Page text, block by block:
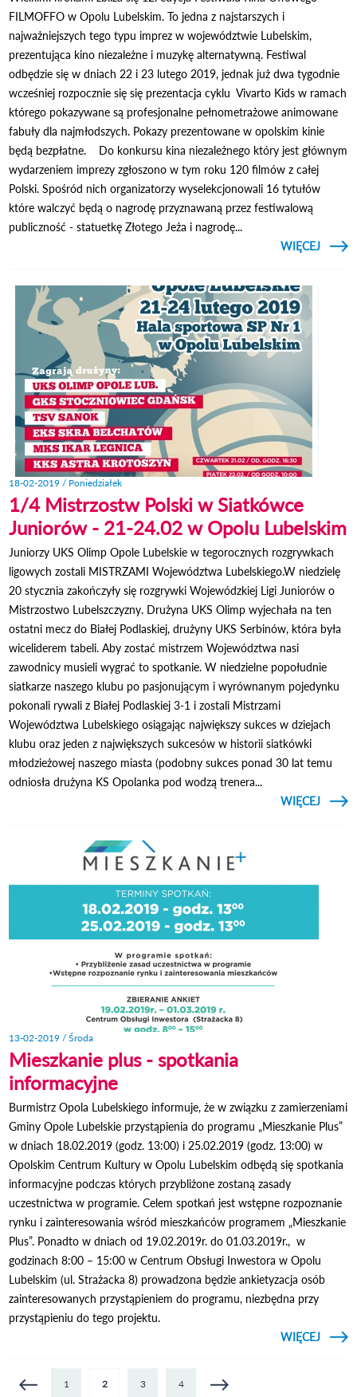
FILMOFFO w Opolu Lubelskim. To jedna z najstarszych i
najważniejszych tego typu imprez w województwie Lubelskim,
prezentująca kino niezależne i muzykę alternatywną. Festiwal
odbędzie się w dniach 22 i 23 lutego 2019, jednak już dwa tygodnie
wcześniej rozpocznie się się prezentacja cyklu Vivarto Kids w ramach
którego pokazywane są profesjonalne pełnometrażowe animowane
fabuły dla najmłodszych. Pokazy prezentowane w opolskim kinie
będą bezpłatne. Do konkursu kina niezależnego który jest głównym
wydarzeniem imprezy zgłoszono w tym roku 120 filmów z całej
Polski. Spośród nich organizatorzy wyselekcjonowali 16 tytułów
które walczyć będą o nagrodę przyznawaną przez festiwalową
publiczność - statuetkę Złotego Jeża i nagrodę...
CZYTAJ
WIĘCEJ
18-02-2019 / Poniedziałek
1/4 Mistrzostw Polski w Siatkówce
Juniorów - 21-24.02 w Opolu Lubelskim
Juniorzy UKS Olimp Opole Lubelskie w tegorocznych rozgrywkach
ligowych zostali MISTRZAMI Województwa Lubelskiego.W niedzielę
20 stycznia zakończyły się rozgrywki Wojewódzkiej Ligi Juniorów o
Mistrzostwo Lubelszczyzny. Drużyna UKS Olimp wyjechała na ten
ostatni mecz do Białej Podlaskiej, drużyny UKS Serbinów, która była
wiceliderem tabeli. Aby zostać mistrzem Województwa nasi
zawodnicy musieli wygrać to spotkanie. W niedzielne popołudnie
siatkarze naszego klubu po pasjonującym i wyrównanym pojedynku
pokonali rywali z Białej Podlaskiej 3-1 i zostali Mistrzami
Województwa Lubelskiego osiągając największy sukces w dziejach
klubu oraz jeden z największych sukcesów w historii siatkówki
młodzieżowej naszego miasta (podobny sukces ponad 30 lat temu
odniosła drużyna KS Opolanka pod wodzą trenera...
CZYTAJ
WIĘCEJ
13-02-2019 / Środa
Mieszkanie plus - spotkania
informacyjne
Burmistrz Opola Lubelskiego informuje, że w związku z zamierzeniami
Gminy Opole Lubelskie przystąpienia do programu „Mieszkanie Plus”
w dniach 18.02.2019 (godz. 13:00) i 25.02.2019 (godz. 13:00) w
Opolskim Centrum Kultury w Opolu Lubelskim odbędą się spotkania
informacyjne podczas których przybliżone zostaną zasady
uczestnictwa w programie. Celem spotkań jest wstępne rozpoznanie
rynku i zainteresowania wśród mieszkańców programem „Mieszkanie
Plus”. Ponadto w dniach od 19.02.2019r. do 01.03.2019r., w
godzinach 8:00 – 15:00 w Centrum Obsługi Inwestora w Opolu
Lubelskim (ul. Strażacka 8) prowadzona będzie ankietyzacja osób
zainteresowanych przystąpieniem do programu, niezbędna przy
przystąpieniu do tego projektu.
CZYTAJ
WIĘCEJ
O
Strony 1 2 3 4